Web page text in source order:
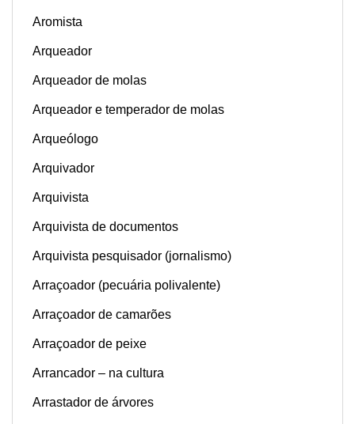
Aromista
Arqueador
Arqueador de molas
Arqueador e temperador de molas
Arqueólogo
Arquivador
Arquivista
Arquivista de documentos
Arquivista pesquisador (jornalismo)
Arraçoador (pecuária polivalente)
Arraçoador de camarões
Arraçoador de peixe
Arrancador – na cultura
Arrastador de árvores